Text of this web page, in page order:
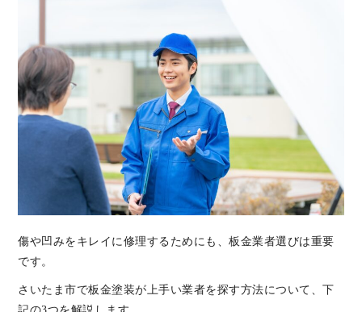
傷や凹みをキレイに修理するためにも、板金業者選びは重要
です。
さいたま市で板金塗装が上手い業者を探す方法について、下